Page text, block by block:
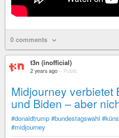
0 comments
t3n (inofficial)
2 years ago – Public
Midjourney verbietet
und Biden – aber
#donaldtrump #bundestagswahl
#midjourney